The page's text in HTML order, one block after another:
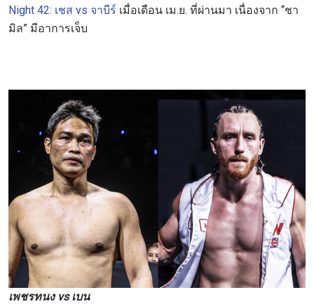
Night 42: เชส vs จาบีร์ เมื่อเดือน เม.ย. ที่ผ่านมา เนื่องจาก “ชา
มิล” มีอาการเจ็บ
เพชรทนง vs เบน